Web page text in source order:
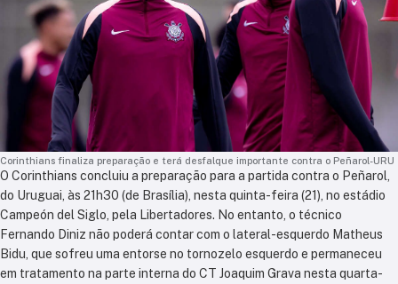
Corinthians finaliza preparação e terá desfalque importante contra o Peñarol-URU
O Corinthians concluiu a preparação para a partida contra o Peñarol,
do Uruguai, às 21h30 (de Brasília), nesta quinta-feira (21), no estádio
Campeón del Siglo, pela Libertadores. No entanto, o técnico
Fernando Diniz não poderá contar com o lateral-esquerdo Matheus
Bidu, que sofreu uma entorse no tornozelo esquerdo e permaneceu
em tratamento na parte interna do CT Joaquim Grava nesta quarta-